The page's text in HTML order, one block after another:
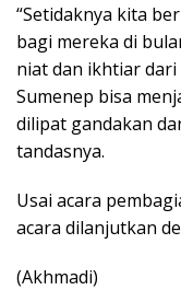
“Setidaknya kita
bagi mereka di
niat dan ikhtiar dari
Sumenep bisa
dilipat gandakan
tandasnya.
Usai acara
acara dilanjutkan
(Akhmadi)